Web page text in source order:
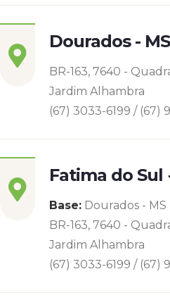
Dourados - MS
BR-163, 7640 -
Jardim Alhambra
(67) 3033-6199 / (67)
Fatima do Sul
Base: Dourados - MS
BR-163, 7640 -
Jardim Alhambra
(67) 3033-6199 / (67)